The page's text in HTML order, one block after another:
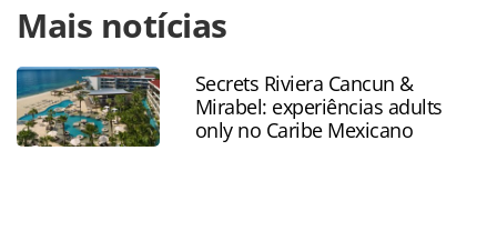
https://www.panrotas.com.br/coronavirus/pesquisas-e-
estatisticas/2020/06/pesquisa-revela-que-viajante-esta-
atento-a-preco-e-seguranca-na-retomada_174656.html ou
as ferramentas oferecidas na página. Todo o conteúdo
produzido pela PANROTAS Editora é protegido pela
legislação brasileira sobre direito autoral. Não reproduza o
Mais notícias
Secrets Riviera Cancun &
Mirabel: experiências adults
only no Caribe Mexicano